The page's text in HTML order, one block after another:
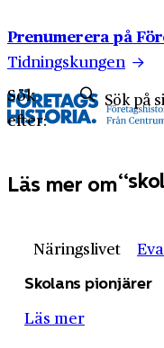
Prenumerera på
Tidningskungen
Sök
efter:
Läs mer om
Näringslivet
Skolans pionjärer
Läs mer